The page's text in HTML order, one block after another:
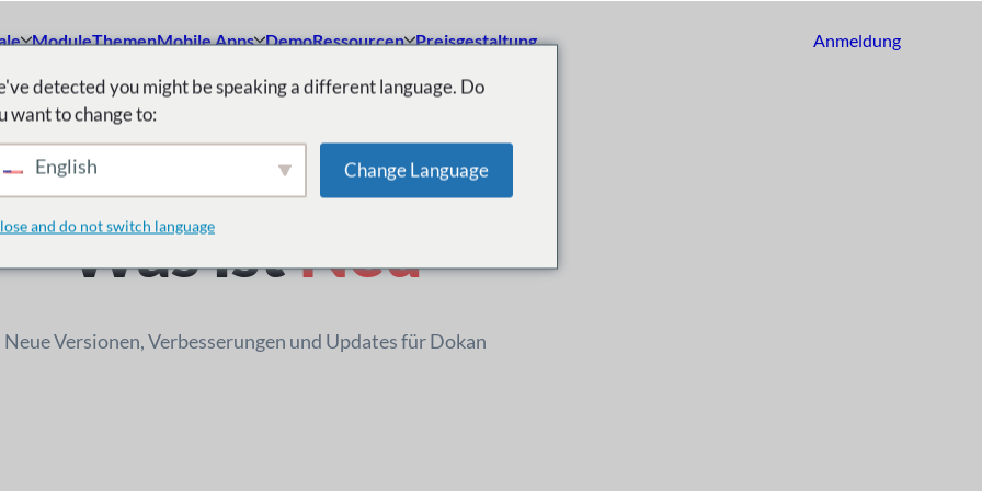
ModuleThemenMobile Apps DemoRessourcen Preisgestaltung Anmeldung
Änderungsprotokoll
Was istNeu
Neue Versionen, Verbesserungen und Updates für Dokan
detected you might be speaking a different language. Do
want to change to:
English Change Language
and do not switch language